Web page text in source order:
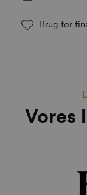
Brug for
Vores